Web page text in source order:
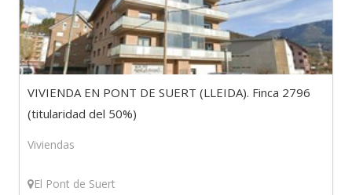
VIVIENDA EN PONT DE SUERT (LLEIDA). Finca 2796
(titularidad del 50%)
Viviendas
El Pont de Suert